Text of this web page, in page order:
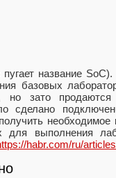
название
базовых
но зато
сделано
необходимое
для выполнения
habr.com/ru/